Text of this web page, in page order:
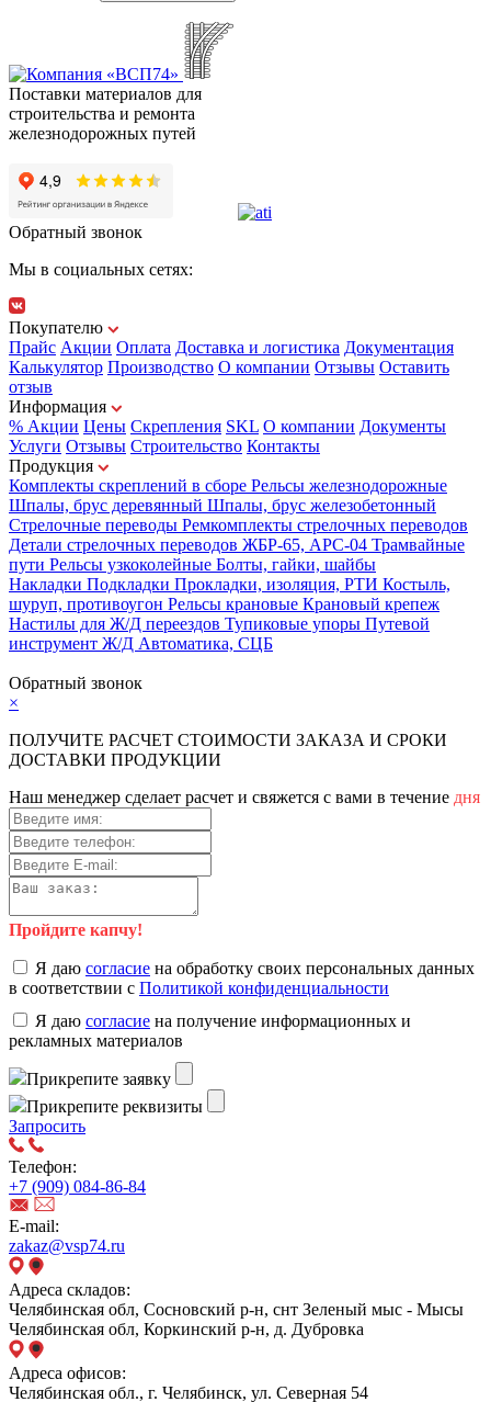
Поставки материалов для
строительства и ремонта
железнодорожных путей
Обратный звонок
Мы в социальных сетях:
Покупателю
Прайс Акции Оплата Доставка и логистика Документация
Калькулятор Производство О компании Отзывы Оставить
отзыв
Информация
% Акции Цены Скрепления SKL О компании Документы
Услуги Отзывы Строительство Контакты
Продукция
Комплекты скреплений в сборе Рельсы железнодорожные
Шпалы, брус деревянный Шпалы, брус железобетонный
Стрелочные переводы Ремкомплекты стрелочных переводов
Детали стрелочных переводов ЖБР-65, АРС-04 Трамвайные
пути Рельсы узкоколейные Болты, гайки, шайбы
Накладки Подкладки Прокладки, изоляция, РТИ Костыль,
шуруп, противоугон Рельсы крановые Крановый крепеж
Настилы для Ж/Д переездов Тупиковые упоры Путевой
инструмент Ж/Д Автоматика, СЦБ
Обратный звонок
×
ПОЛУЧИТЕ РАСЧЕТ СТОИМОСТИ ЗАКАЗА И СРОКИ
ДОСТАВКИ ПРОДУКЦИИ
Наш менеджер сделает расчет и свяжется с вами в течение дня
Пройдите капчу!
Я даю согласие на обработку своих персональных данных
в соответствии с Политикой конфиденциальности
Я даю согласие на получение информационных и
рекламных материалов
Прикрепите заявку
Прикрепите реквизиты
Запросить
Телефон:
+7 (909) 084-86-84
E-mail:
zakaz@vsp74.ru
Адреса складов:
Челябинская обл, Сосновский р-н, снт Зеленый мыс - Мысы
Челябинская обл, Коркинский р-н, д. Дубровка
Адреса офисов:
Челябинская обл., г. Челябинск, ул. Северная 54